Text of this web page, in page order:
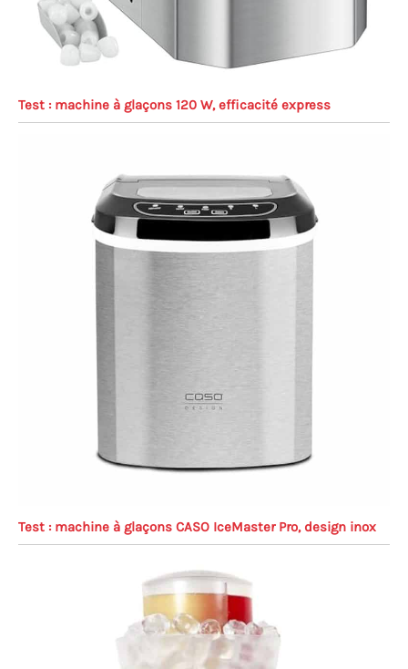
Test : machine à glaçons 120 W, efficacité express
Test : machine à glaçons CASO IceMaster Pro, design inox